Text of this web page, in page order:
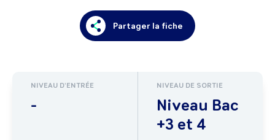
Partager la fiche
NIVEAU D'ENTRÉE
-
NIVEAU DE SORTIE
Niveau Bac
+3 et 4